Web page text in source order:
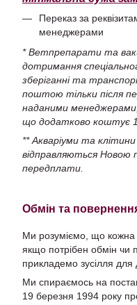
Переказ за
менеджерами
* Ветпрепарати та
дотримання
зберіганні та
поштою тільки після
наданими
що додатково коштує
** Акваріуми та
відправляються Новою
передплати.
Обмін та
Ми розуміємо, що кожна
якщо потрібен обмін чи
прикладемо зусілля для
Ми спираємось на
19 березня 1994 року